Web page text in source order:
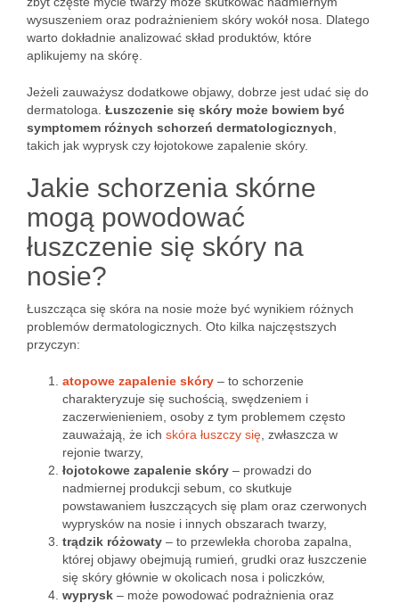
wysuszeniem oraz podrażnieniem skóry wokół nosa. Dlatego
warto dokładnie analizować skład produktów, które
aplikujemy na skórę.
Jeżeli zauważysz dodatkowe objawy, dobrze jest udać się do
dermatologa. Łuszczenie się skóry może bowiem być
symptomem różnych schorzeń dermatologicznych
takich jak wyprysk czy łojotokowe zapalenie skóry.
Jakie schorzenia skórne
mogą powodować
łuszczenie się skóry na
nosie?
Łuszcząca się skóra na nosie może być wynikiem różnych
problemów dermatologicznych. Oto kilka najczęstszych
przyczyn:
atopowe zapalenie skóry – to schorzenie
charakteryzuje się suchością, swędzeniem i
zaczerwienieniem, osoby z tym problemem często
zauważają, że ich skóra łuszczy się , zwłaszcza w
rejonie twarzy,
łojotokowe zapalenie skóry – prowadzi do
nadmiernej produkcji sebum, co skutkuje
powstawaniem łuszczących się plam oraz czerwonych
wyprysków na nosie i innych obszarach twarzy,
trądzik różowaty – to przewlekła choroba zapalna,
której objawy obejmują rumień, grudki oraz łuszczenie
się skóry głównie w okolicach nosa i policzków,
wyprysk – może powodować podrażnienia oraz